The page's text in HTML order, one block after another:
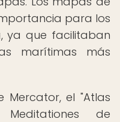
para los
ya que facilitaban
marítimas más
el "Atlas
Meditationes de